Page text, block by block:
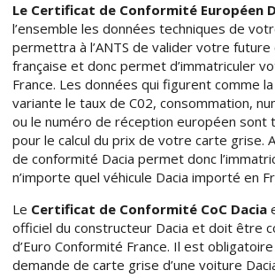
Le Certificat de Conformité Européen
l’ensemble les données techniques de
permettra à l’ANTS de valider votre
française et donc permet d’immatriculer
France. Les données qui figurent comme
variante le taux de C02, consommation,
ou le numéro de réception européen sont
pour le calcul du prix de votre carte grise.
de conformité Dacia permet donc
n’importe quel véhicule Dacia importé en
Le Certificat de Conformité CoC Dacia
officiel du constructeur Dacia et doit être
d’Euro Conformité France. Il est
demande de carte grise d’une voiture